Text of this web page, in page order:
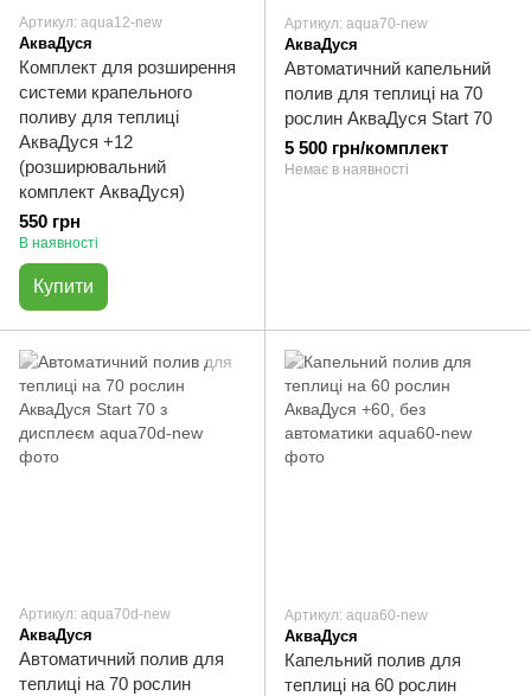
Артикул: aqua12-new
АкваДуся
Комплект для розширення
системи крапельного
поливу для теплиці
АкваДуся +12
(розширювальний
комплект АкваДуся)
550 грн
В наявності
Купити
Артикул: aqua70-new
АкваДуся
Автоматичний капельний
полив для теплиці на 70
рослин АкваДуся Start 70
5 500 грн/комплект
Немає в наявності
Артикул: aqua70d-new
АкваДуся
Автоматичний полив для
теплиці на 70 рослин
Артикул: aqua60-new
АкваДуся
Капельний полив для
теплиці на 60 рослин